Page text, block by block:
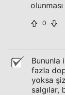
0
Bununla
fazla
yoksa
salgılar,